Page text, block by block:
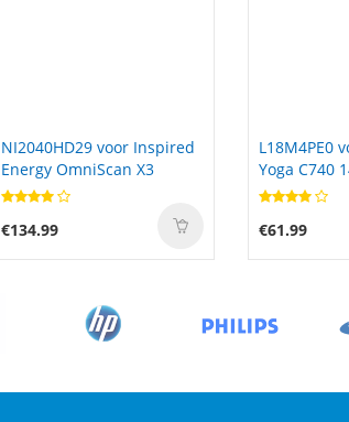
L18M4PE0 voor Lenovo
Yoga C740 14 C740-14IML
€61.99
AVATA-360
360
€125.99